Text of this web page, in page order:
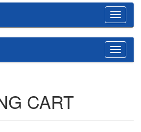
Toggle
Toggle
CART